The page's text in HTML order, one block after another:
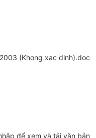
(Khong xac dinh).doc
để xem và tải văn bản